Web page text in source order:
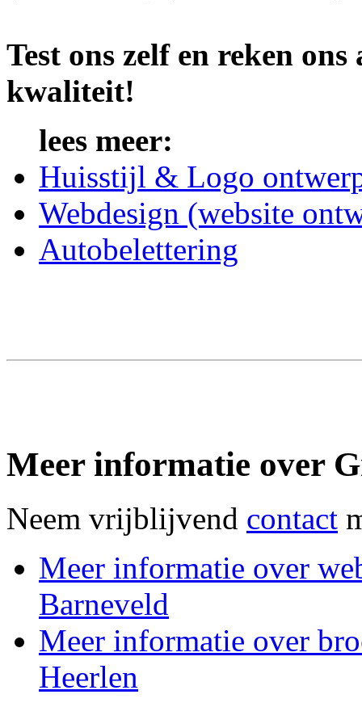
Test ons zelf en reken
kwaliteit!
lees meer:
Huisstijl & Logo
Webdesign (website
Autobelettering
Meer informatie over
Neem vrijblijvend contact
Meer informatie over
Barneveld
Meer informatie over
Heerlen